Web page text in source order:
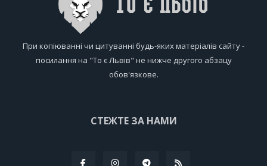
При копіюванні чи цитуванні будь-яких матеріалів сайту -
посилання на "То є Львів" не нижче другого абзацу
обов'язкове.
СТЕЖТЕ ЗА НАМИ